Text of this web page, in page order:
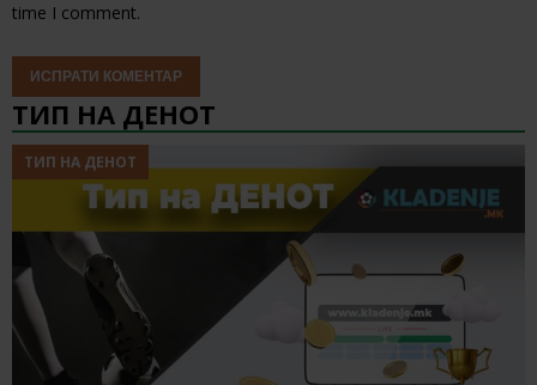
time I comment.
ТИП НА ДЕНОТ
ТИП НА ДЕНОТ